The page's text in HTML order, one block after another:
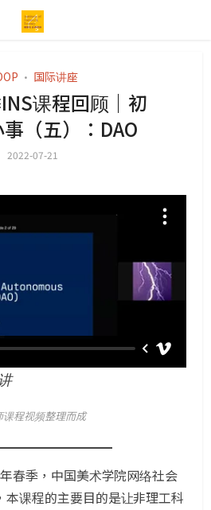
• 国际讲座
课程回顾｜初
（五）：DAO
2022-07-21
程视频整理而成
春季，中国美术学院网络社会
本课程的主要目的是让非理工科